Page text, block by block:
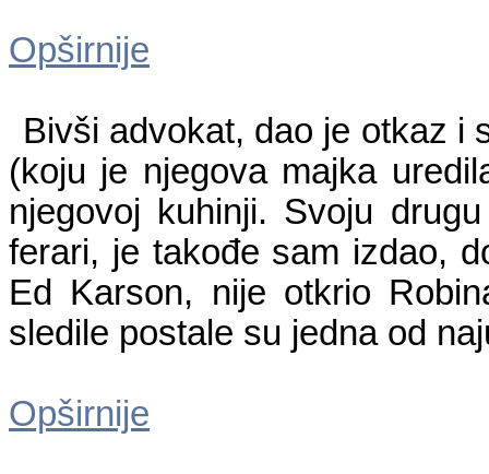
Opširnije
Bivši advokat, dao je otkaz i
(koju je njegova majka
njegovoj kuhinji. Svoju
ferari, je takođe sam izdao,
Ed Karson, nije otkrio
sledile postale su jedna od
Opširnije